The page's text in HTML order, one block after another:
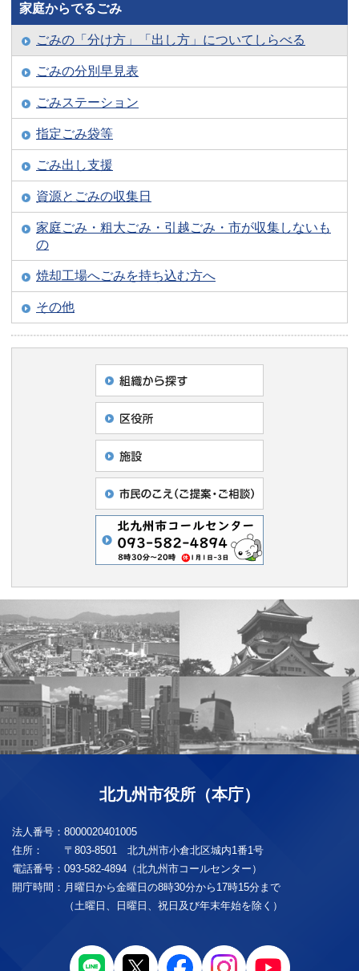
家庭からでるごみ
ごみの「分け方」「出し方」についてしらべる
ごみの分別早見表
ごみステーション
指定ごみ袋等
ごみ出し支援
資源とごみの収集日
家庭ごみ・粗大ごみ・引越ごみ・市が収集しないも
の
焼却工場へごみを持ち込む方へ
その他
北九州市役所（本庁）
法人番号： 8000020401005
住所：
〒803-8501 北九州市小倉北区城内1番1号
電話番号： 093-582-4894（北九州市コールセンター）
開庁時間： 月曜日から金曜日の8時30分から17時15分まで
（土曜日、日曜日、祝日及び年末年始を除く）